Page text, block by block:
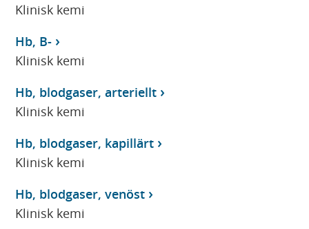
Klinisk kemi
Hb, B-
Klinisk kemi
Hb, blodgaser, arteriellt
Klinisk kemi
Hb, blodgaser, kapillärt
Klinisk kemi
Hb, blodgaser, venöst
Klinisk kemi